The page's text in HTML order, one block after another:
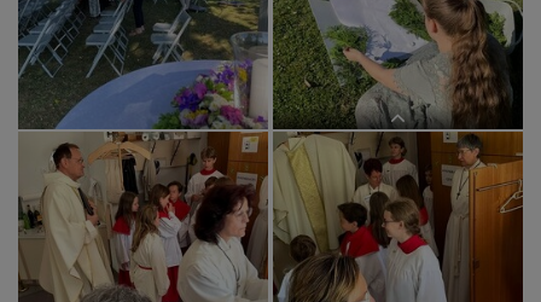
Vorbereitungen